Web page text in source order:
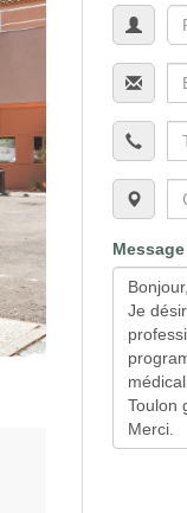
Message